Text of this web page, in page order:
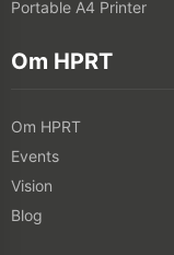
Portable A4 Printer
Om HPRT
Om HPRT
Events
Vision
Blog